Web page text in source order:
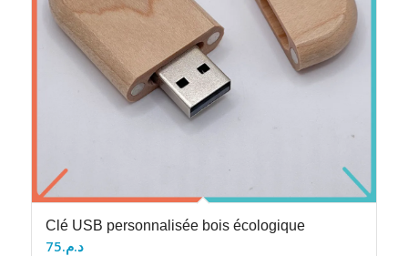
Clé USB personnalisée bois écologique
د.م.75